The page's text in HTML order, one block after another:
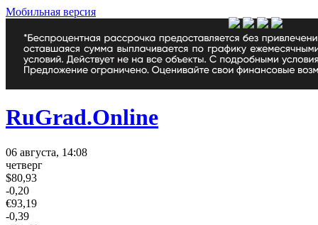
Мобильная версия
RuGrad.Online
06 августа, 14:08
четверг
$80,93
-0,20
€93,19
-0,39